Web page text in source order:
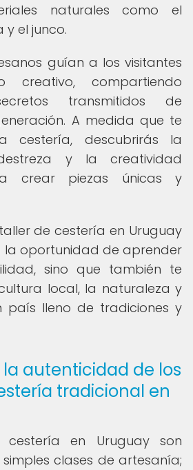
naturales como el
el junco.
guían a los visitantes
compartiendo
transmitidos de
A medida que te
cestería, descubrirás la
y la creatividad
crear piezas únicas y
de cestería en Uruguay
la oportunidad de aprender
sino que también te
local, la naturaleza y
país lleno de tradiciones y
autenticidad de los
tradicional en
cestería en Uruguay son
clases de artesanía;